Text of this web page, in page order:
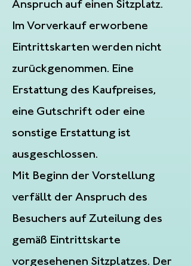
Anspruch auf einen Sitzplatz.
Im Vorverkauf erworbene
Eintrittskarten werden nicht
zurückgenommen. Eine
Erstattung des Kaufpreises,
eine Gutschrift oder eine
sonstige Erstattung ist
ausgeschlossen.
Mit Beginn der Vorstellung
verfällt der Anspruch des
Besuchers auf Zuteilung des
gemäß Eintrittskarte
vorgesehenen Sitzplatzes. Der